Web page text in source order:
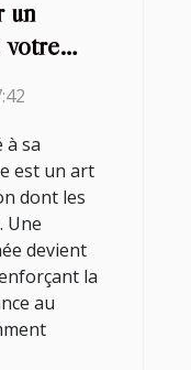
un
votre
sa
est un art
dont les
Une
devient
la
au